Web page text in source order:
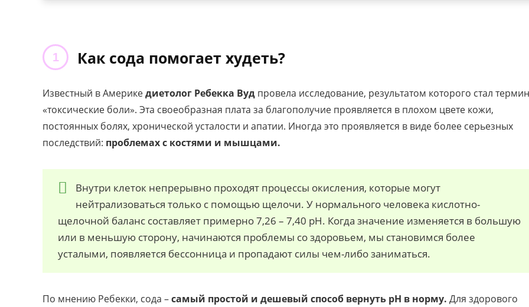
Как сода помогает худеть?
Известный в Америкедиетолог Ребекка Вуд провела исследование, результатом которого стал термин
«токсические боли». Эта своеобразная плата за благополучие проявляется в плохом цвете кожи,
постоянных болях, хронической усталости и апатии. Иногда это проявляется в виде более серьезных
последствий: проблемах с костями и мышцами.
Внутри клеток непрерывно проходят процессы окисления, которые могут
нейтрализоваться только с помощью щелочи. У нормального человека кислотно-
щелочной баланс составляет примерно 7,26 – 7,40 рН. Когда значение изменяется в большую
или в меньшую сторону, начинаются проблемы со здоровьем, мы становимся более
усталыми, появляется бессонница и пропадают силы чем-либо заниматься.
По мнению Ребекки, сода –самый простой и дешевый способ вернуть рН в норму. Для здорового